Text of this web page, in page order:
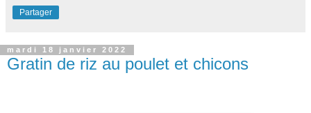
Partager
mardi 18 janvier 2022
Gratin de riz au poulet et chicons